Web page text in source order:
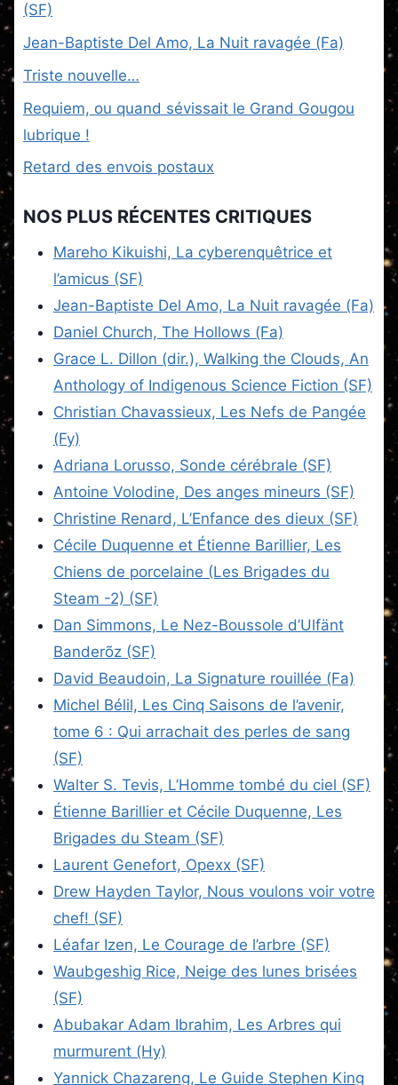
(SF)
Jean-Baptiste Del Amo, La Nuit ravagée (Fa)
Triste nouvelle…
Requiem, ou quand sévissait le Grand Gougou
lubrique !
Retard des envois postaux
NOS PLUS RÉCENTES CRITIQUES
Mareho Kikuishi, La cyberenquêtrice et
l’amicus (SF)
Jean-Baptiste Del Amo, La Nuit ravagée (Fa)
Daniel Church, The Hollows (Fa)
Grace L. Dillon (dir.), Walking the Clouds, An
Anthology of Indigenous Science Fiction (SF)
Christian Chavassieux, Les Nefs de Pangée
(Fy)
Adriana Lorusso, Sonde cérébrale (SF)
Antoine Volodine, Des anges mineurs (SF)
Christine Renard, L’Enfance des dieux (SF)
Cécile Duquenne et Étienne Barillier, Les
Chiens de porcelaine (Les Brigades du
Steam -2) (SF)
Dan Simmons, Le Nez-Boussole d’Ulfänt
Banderõz (SF)
David Beaudoin, La Signature rouillée (Fa)
Michel Bélil, Les Cinq Saisons de l’avenir,
tome 6 : Qui arrachait des perles de sang
(SF)
Walter S. Tevis, L’Homme tombé du ciel (SF)
Étienne Barillier et Cécile Duquenne, Les
Brigades du Steam (SF)
Laurent Genefort, Opexx (SF)
Drew Hayden Taylor, Nous voulons voir votre
chef! (SF)
Léafar Izen, Le Courage de l’arbre (SF)
Waubgeshig Rice, Neige des lunes brisées
(SF)
Abubakar Adam Ibrahim, Les Arbres qui
murmurent (Hy)
Yannick Chazareng, Le Guide Stephen King